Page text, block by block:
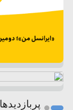
پربازدیدها